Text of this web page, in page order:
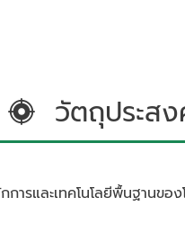
วัตถุประส
กการและเทคโนโลยีพื้นฐานข